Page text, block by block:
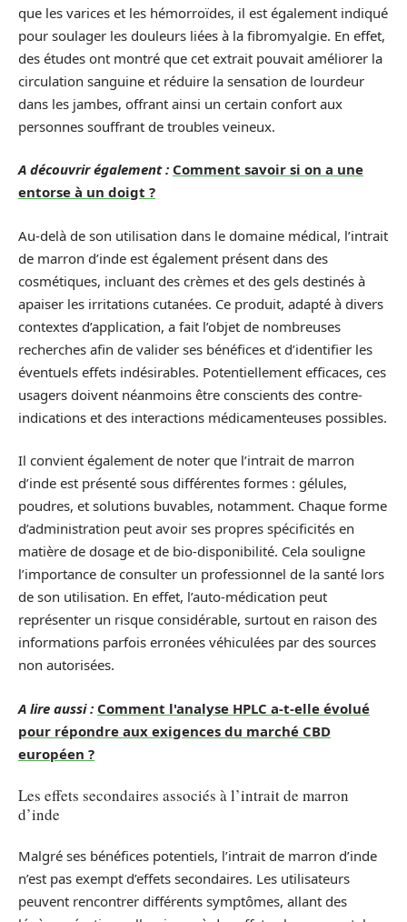
que les varices et les hémorroïdes, il est également indiqué
pour soulager les douleurs liées à la fibromyalgie. En effet,
des études ont montré que cet extrait pouvait améliorer la
circulation sanguine et réduire la sensation de lourdeur
dans les jambes, offrant ainsi un certain confort aux
personnes souffrant de troubles veineux.
A découvrir également : Comment savoir si on a une
entorse à un doigt ?
Au-delà de son utilisation dans le domaine médical, l’intrait
de marron d’inde est également présent dans des
cosmétiques, incluant des crèmes et des gels destinés à
apaiser les irritations cutanées. Ce produit, adapté à divers
contextes d’application, a fait l’objet de nombreuses
recherches afin de valider ses bénéfices et d’identifier les
éventuels effets indésirables. Potentiellement efficaces, ces
usagers doivent néanmoins être conscients des contre-
indications et des interactions médicamenteuses possibles.
Il convient également de noter que l’intrait de marron
d’inde est présenté sous différentes formes : gélules,
poudres, et solutions buvables, notamment. Chaque forme
d’administration peut avoir ses propres spécificités en
matière de dosage et de bio-disponibilité. Cela souligne
l’importance de consulter un professionnel de la santé lors
de son utilisation. En effet, l’auto-médication peut
représenter un risque considérable, surtout en raison des
informations parfois erronées véhiculées par des sources
non autorisées.
A lire aussi : Comment l'analyse HPLC a-t-elle évolué
pour répondre aux exigences du marché CBD
européen ?
Les effets secondaires associés à l’intrait de marron
d’inde
Malgré ses bénéfices potentiels, l’intrait de marron d’inde
n’est pas exempt d’effets secondaires. Les utilisateurs
peuvent rencontrer différents symptômes, allant des